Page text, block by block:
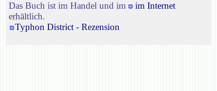
Das Buch ist im Handel und im
im Internet
erhältlich.
Typhon District - Rezension